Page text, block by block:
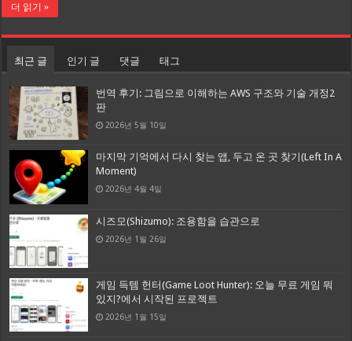
더 읽기 »
최근 글 인기 글 댓글 태그
번역 후기: 그림으로 이해하는 AWS 구조와 기술 개정2
판
2026년 5월 10일
마지막 기억에서 다시 찾는 앱, 두고 온 곳 찾기(Left In A
Moment)
2026년 4월 4일
시즈모(Shizumo): 조용함을 습관으로
2026년 1월 26일
게임 득템 헌터(Game Loot Hunter): 오늘 무료 게임 뭐
있지?에서 시작된 프로젝트
2026년 1월 15일